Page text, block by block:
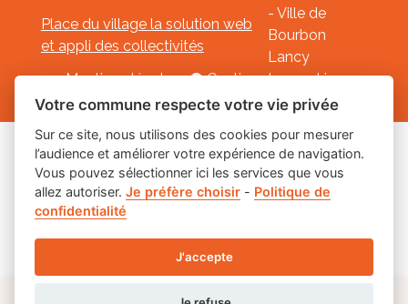
Place du village la solution web
et appli des collectivités
- Ville de
Bourbon
Lancy
Mentions légales- Gestion des cookies
Les labels
Votre commune respecte votre vie privée
Sur ce site, nous utilisons des cookies pour mesurer
l’audience et améliorer votre expérience de navigation.
Vous pouvez sélectionner ici les services que vous
allez autoriser.Je préfère choisir - Politique de
confidentialité
J'accepte